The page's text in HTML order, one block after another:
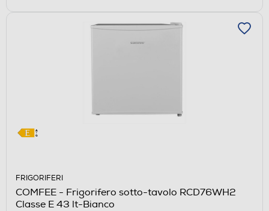
FRIGORIFERI
COMFEE - Frigorifero sotto-tavolo RCD76WH2
Classe E 43 lt-Bianco